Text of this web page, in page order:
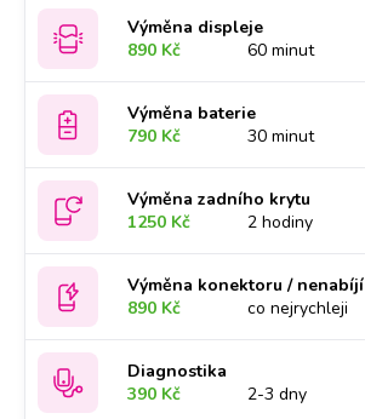
Výměna displeje
890 Kč
60 minut
Výměna baterie
790 Kč
30 minut
Výměna zadního krytu
1250 Kč
2 hodiny
Výměna konektoru / nenabíjí
890 Kč
co nejrychleji
Diagnostika
390 Kč
2-3 dny